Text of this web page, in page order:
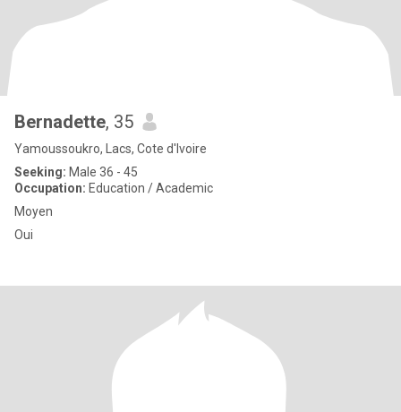
Bernadette, 35
Yamoussoukro, Lacs, Cote d'Ivoire
Seeking: Male 36 - 45
Occupation: Education / Academic
Moyen
Oui